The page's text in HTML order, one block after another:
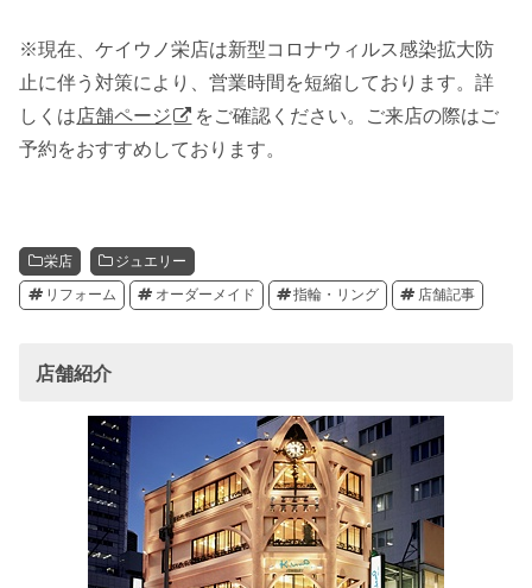
※現在、ケイウノ栄店は新型コロナウィルス感染拡大防
止に伴う対策により、営業時間を短縮しております。詳
しくは店舗ページ
をご確認ください。ご来店の際はご
予約をおすすめしております。
栄店 ジュエリー
リフォーム オーダーメイド 指輪・リング 店舗記事
店舗紹介